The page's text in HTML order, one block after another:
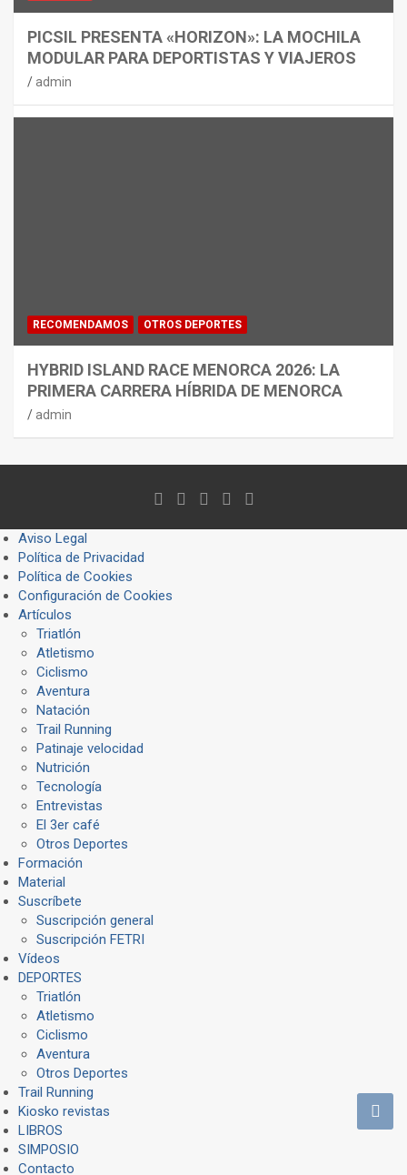
PICSIL PRESENTA «HORIZON»: LA MOCHILA
MODULAR PARA DEPORTISTAS Y VIAJEROS
admin
RECOMENDAMOS OTROS DEPORTES
HYBRID ISLAND RACE MENORCA 2026: LA
PRIMERA CARRERA HÍBRIDA DE MENORCA
admin
Aviso Legal
Política de Privacidad
Política de Cookies
Configuración de Cookies
Artículos
Triatlón
Atletismo
Ciclismo
Aventura
Natación
Trail Running
Patinaje velocidad
Nutrición
Tecnología
Entrevistas
El 3er café
Otros Deportes
Formación
Material
Suscríbete
Suscripción general
Suscripción FETRI
Vídeos
DEPORTES
Triatlón
Atletismo
Ciclismo
Aventura
Otros Deportes
Trail Running
Kiosko revistas
LIBROS
SIMPOSIO
Contacto